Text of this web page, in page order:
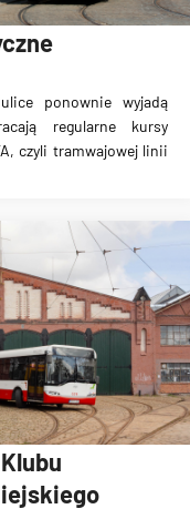
ponownie wyjadą
regularne kursy
czyli tramwajowej linii